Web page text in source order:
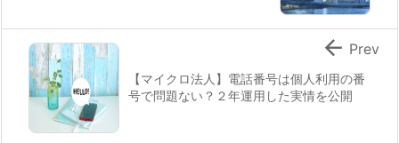
【マイクロ法人】電話番号は個人利用の番
号で問題ない？２年運用した実情を公開
 Prev